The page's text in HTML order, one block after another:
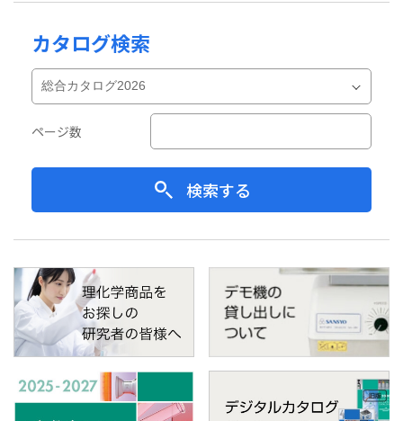
カタログ検索
ページ数
検索する